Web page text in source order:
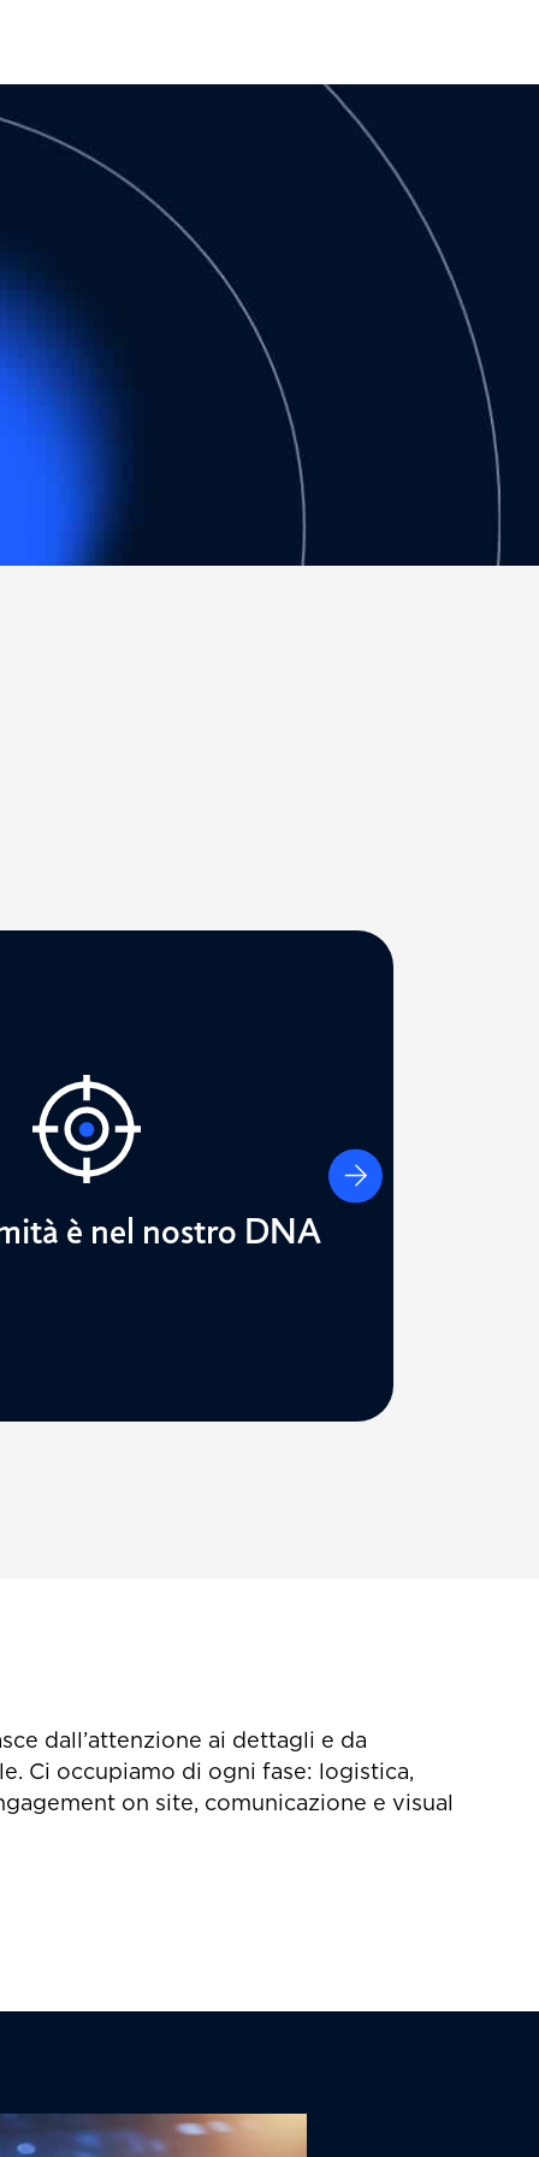
è nel nostro DNA
interno dedicato, garantiamo
e risposte rapide nel rispetto
più complesse.
dall’attenzione ai dettagli e da
Ci occupiamo di ogni fase: logistica,
on site, comunicazione e visual